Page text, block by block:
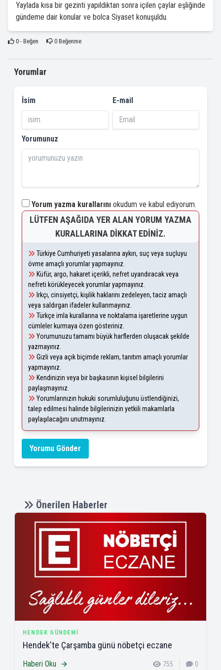
Yaylada kısa bir gezinti yapıldıktan sonra içilen çaylar eşliğinde
gündeme dair konular ve bolca Siyaset konuşuldu.
0- Beğen 0Beğenme
Yorumlar
İsim E-mail
Yorumunuz
Yorum yazma kurallarını okudum ve kabul ediyorum.
LÜTFEN AŞAĞIDA YER ALAN YORUM YAZMA
KURALLARINA DIKKAT EDINIZ.
Türkiye Cumhuriyeti yasalarına aykırı, suç veya suçluyu
övme amaçlı yorumlar yapmayınız.
Küfür, argo, hakaret içerikli, nefret uyandıracak veya
nefreti körükleyecek yorumlar yapmayınız.
Irkçı, cinsiyetçi, kişilik haklarını zedeleyen, taciz amaçlı
veya saldırgan ifadeler kullanmayınız.
Türkçe imla kurallarına ve noktalama işaretlerine uygun
cümleler kurmaya özen gösteriniz.
Yorumunuzu tamamı büyük harflerden oluşacak şekilde
yazmayınız.
Gizli veya açık biçimde reklam, tanıtım amaçlı yorumlar
yapmayınız.
Kendinizin veya bir başkasının kişisel bilgilerini
paylaşmayınız.
Yorumlarınızın hukuki sorumluluğunu üstlendiğinizi,
talep edilmesi halinde bilgilerinizin yetkili makamlarla
paylaşılacağını unutmayınız.
Yorumu Gönder
Önerilen Haberler
HENDEK GÜNDEMI
Hendek'te Çarşamba günü nöbetçi eczane
Haberi Oku 755 0